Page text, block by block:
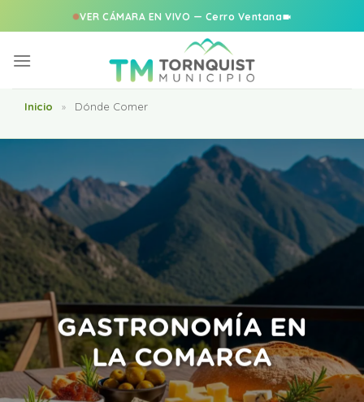
VER CÁMARA EN VIVO — Cerro Ventana
Inicio » Dónde Comer
GASTRONOMÍA EN
LA COMARCA